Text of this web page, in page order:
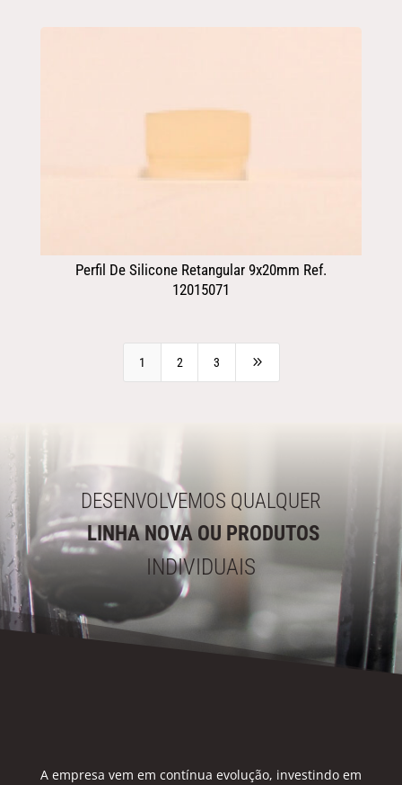
Perfil De Silicone Retangular 9x20mm Ref.
12015071
1 2 3 9
DESENVOLVEMOS QUALQUER
LINHA NOVA OU PRODUTOS
INDIVIDUAIS
A empresa vem em contínua evolução, investindo em